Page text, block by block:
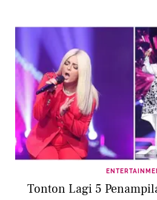
Tonton Lagi 5